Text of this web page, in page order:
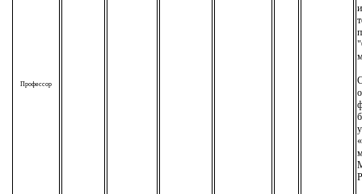
Профессор